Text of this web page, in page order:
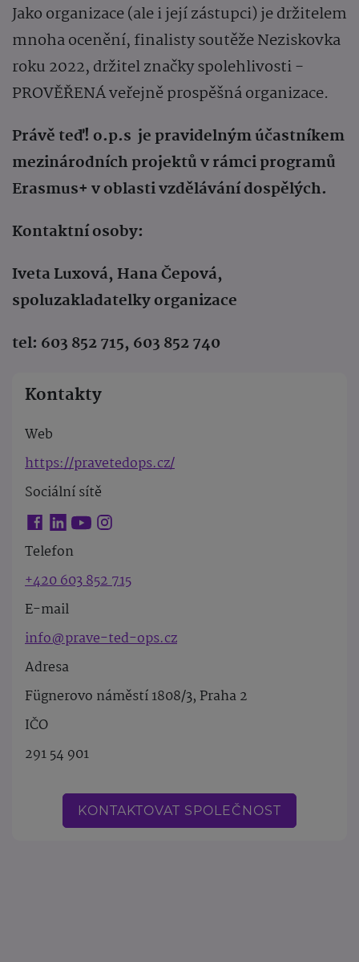
Jako organizace (ale i její zástupci) je držitelem
mnoha ocenění, finalisty soutěže Neziskovka
roku 2022, držitel značky spolehlivosti -
PROVĚŘENÁ veřejně prospěšná organizace.
Právě teď! o.p.s je pravidelným účastníkem
mezinárodních projektů v rámci programů
Erasmus+ v oblasti vzdělávání dospělých.
Kontaktní osoby:
Iveta Luxová, Hana Čepová,
spoluzakladatelky organizace
tel: 603 852 715, 603 852 740
Kontakty
Web
https://pravetedops.cz/
Sociální sítě
Telefon
+420 603 852 715
E-mail
info@prave-ted-ops.cz
Adresa
Fügnerovo náměstí 1808/3, Praha 2
IČO
291 54 901
KONTAKTOVAT SPOLEČNOST